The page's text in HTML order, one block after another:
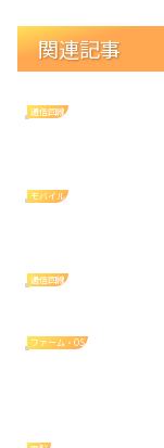
関連記事
通信回線
モバイル
通信回線
ファーム・OS